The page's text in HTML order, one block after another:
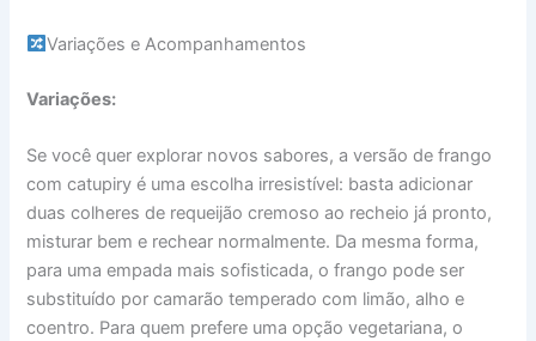
Variações e Acompanhamentos
Variações:
Se você quer explorar novos sabores, a versão de frango
com catupiry é uma escolha irresistível: basta adicionar
duas colheres de requeijão cremoso ao recheio já pronto,
misturar bem e rechear normalmente. Da mesma forma,
para uma empada mais sofisticada, o frango pode ser
substituído por camarão temperado com limão, alho e
coentro. Para quem prefere uma opção vegetariana, o